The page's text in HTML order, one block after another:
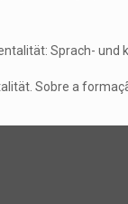
Sprach-
Sobre a